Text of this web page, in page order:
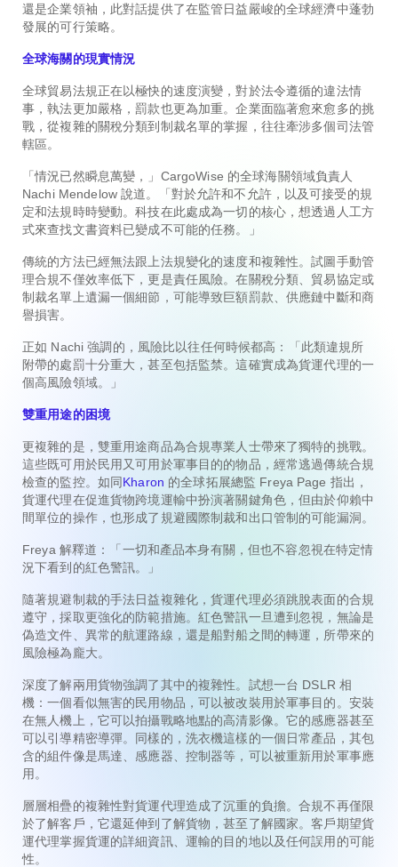
還是企業領袖，此對話提供了在監管日益嚴峻的全球經濟中蓬勃
發展的可行策略。
全球海關的現實情況
全球貿易法規正在以極快的速度演變，對於法令遵循的違法情
事，執法更加嚴格，罰款也更為加重。企業面臨著愈來愈多的挑
戰，從複雜的關稅分類到制裁名單的掌握，往往牽涉多個司法管
轄區。
「情況已然瞬息萬變，」CargoWise 的全球海關領域負責人
Nachi Mendelow 說道。「對於允許和不允許，以及可接受的規
定和法規時時變動。科技在此處成為一切的核心，想透過人工方
式來查找文書資料已變成不可能的任務。」
傳統的方法已經無法跟上法規變化的速度和複雜性。試圖手動管
理合規不僅效率低下，更是責任風險。在關稅分類、貿易協定或
制裁名單上遺漏一個細節，可能導致巨額罰款、供應鏈中斷和商
譽損害。
正如 Nachi 強調的，風險比以往任何時候都高：「此類違規所
附帶的處罰十分重大，甚至包括監禁。這確實成為貨運代理的一
個高風險領域。」
雙重用途的困境
更複雜的是，雙重用途商品為合規專業人士帶來了獨特的挑戰。
這些既可用於民用又可用於軍事目的的物品，經常逃過傳統合規
檢查的監控。如同Kharon 的全球拓展總監 Freya Page 指出，
貨運代理在促進貨物跨境運輸中扮演著關鍵角色，但由於仰賴中
間單位的操作，也形成了規避國際制裁和出口管制的可能漏洞。
Freya 解釋道：「一切和產品本身有關，但也不容忽視在特定情
況下看到的紅色警訊。」
隨著規避制裁的手法日益複雜化，貨運代理必須跳脫表面的合規
遵守，採取更強化的防範措施。紅色警訊一旦遭到忽視，無論是
偽造文件、異常的航運路線，還是船對船之間的轉運，所帶來的
風險極為龐大。
深度了解兩用貨物強調了其中的複雜性。試想一台 DSLR 相
機：一個看似無害的民用物品，可以被改裝用於軍事目的。安裝
在無人機上，它可以拍攝戰略地點的高清影像。它的感應器甚至
可以引導精密導彈。同樣的，洗衣機這樣的一個日常產品，其包
含的組件像是馬達、感應器、控制器等，可以被重新用於軍事應
用。
層層相疊的複雜性對貨運代理造成了沉重的負擔。合規不再僅限
於了解客戶，它還延伸到了解貨物，甚至了解國家。客戶期望貨
運代理掌握貨運的詳細資訊、運輸的目的地以及任何誤用的可能
性。